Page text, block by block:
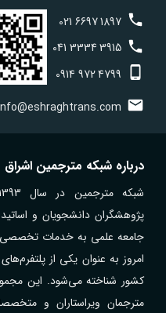
021 66971897
041 33343915
0914 9724799
درباره شبکه مترجمین اشراق
پژوهشگران دانشجویان و
جامعه علمی به خدمات تخصصی
امروز به عنوان یکی از
کشور شناخته می‌شود. این
مترجمان ویراستاران و